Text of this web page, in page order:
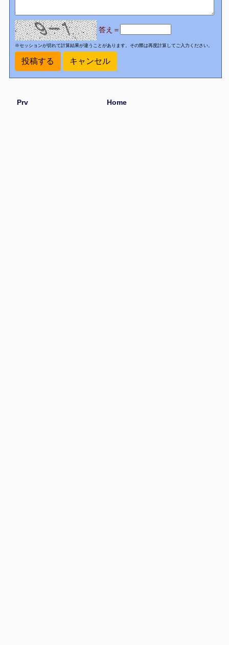
答え＝
※セッションが切れて計算結果が違うことがあります。その際は再度計算してご入力ください。
Prv Home